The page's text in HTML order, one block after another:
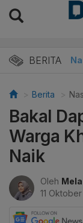
BERITA
Berita
Bakal
Warga
Naik
Oleh
11